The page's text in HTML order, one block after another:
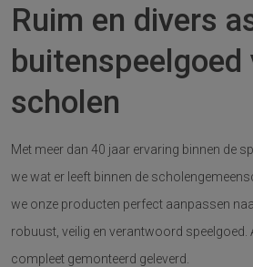
Ruim en divers
buitenspeelgoed
scholen
Met meer dan 40 jaar ervaring binnen de
we wat er leeft binnen de
we onze producten perfect aanpassen
robuust, veilig en verantwoord
compleet gemonteerd geleverd.